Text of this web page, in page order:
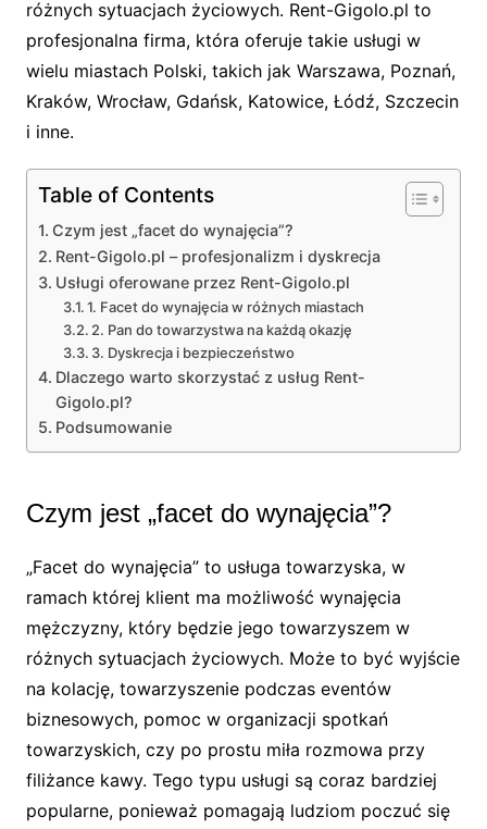
różnych sytuacjach życiowych. Rent-Gigolo.pl to
profesjonalna firma, która oferuje takie usługi w
wielu miastach Polski, takich jak Warszawa, Poznań,
Kraków, Wrocław, Gdańsk, Katowice, Łódź, Szczecin
i inne.
Table of Contents
Czym jest „facet do wynajęcia”?
Rent-Gigolo.pl – profesjonalizm i dyskrecja
Usługi oferowane przez Rent-Gigolo.pl
1. Facet do wynajęcia w różnych miastach
2. Pan do towarzystwa na każdą okazję
3. Dyskrecja i bezpieczeństwo
Dlaczego warto skorzystać z usług Rent-
Gigolo.pl?
Podsumowanie
Czym jest „facet do wynajęcia”?
„Facet do wynajęcia” to usługa towarzyska, w
ramach której klient ma możliwość wynajęcia
mężczyzny, który będzie jego towarzyszem w
różnych sytuacjach życiowych. Może to być wyjście
na kolację, towarzyszenie podczas eventów
biznesowych, pomoc w organizacji spotkań
towarzyskich, czy po prostu miła rozmowa przy
filiżance kawy. Tego typu usługi są coraz bardziej
popularne, ponieważ pomagają ludziom poczuć się